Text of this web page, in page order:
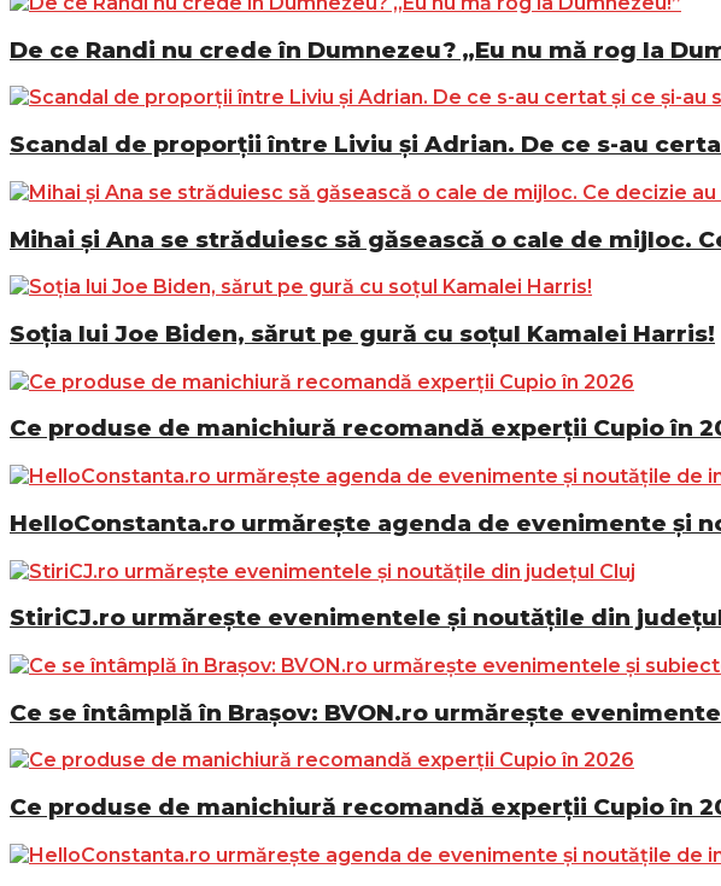
De ce Randi nu crede în Dumnezeu? „Eu nu mă rog la
Scandal de proporții între Liviu și Adrian. De ce s-au
Mihai și Ana se străduiesc să găsească o cale de mijloc.
Soția lui Joe Biden, sărut pe gură cu soțul Kamalei Harris!
Ce produse de manichiură recomandă experții Cupio în
HelloConstanta.ro urmărește agenda de evenimente și
StiriCJ.ro urmărește evenimentele și noutățile din
Ce se întâmplă în Brașov: BVON.ro urmărește
Ce produse de manichiură recomandă experții Cupio în